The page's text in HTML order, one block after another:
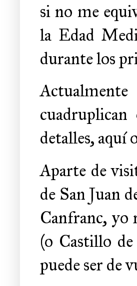
si no me
la Edad
durante los
detalles, aquí
Aparte de
de San Juan
Canfranc, yo
(o Castillo
puede ser de